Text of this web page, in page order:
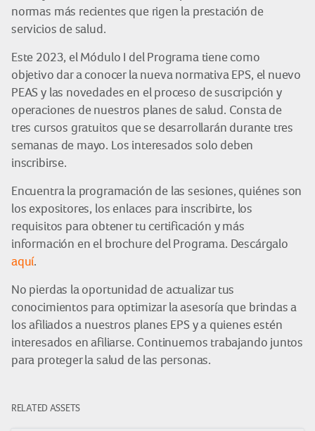
normas más recientes que rigen la prestación de
servicios de salud.
Este 2023, el Módulo I del Programa tiene como
objetivo dar a conocer la nueva normativa EPS, el nuevo
PEAS y las novedades en el proceso de suscripción y
operaciones de nuestros planes de salud. Consta de
tres cursos gratuitos que se desarrollarán durante tres
semanas de mayo. Los interesados solo deben
inscribirse.
Encuentra la programación de las sesiones, quiénes son
los expositores, los enlaces para inscribirte, los
requisitos para obtener tu certificación y más
información en el brochure del Programa. Descárgalo
aquí.
No pierdas la oportunidad de actualizar tus
conocimientos para optimizar la asesoría que brindas a
los afiliados a nuestros planes EPS y a quienes estén
interesados en afiliarse. Continuemos trabajando juntos
para proteger la salud de las personas.
RELATED ASSETS